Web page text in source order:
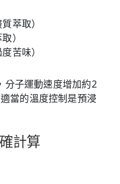
萃取）
）
苦味）
分子運動速度增加約2
當的溫度控制是預浸
計算